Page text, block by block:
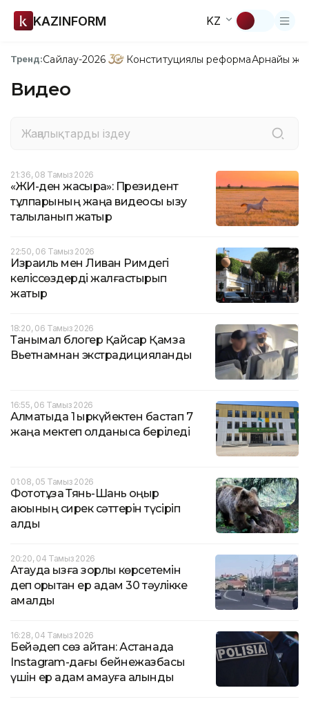
KAZINFORM KZ
Тренд:Сайлау-2026 Конституциялық реформаАрнайы
Видео
21:36, 08 Тамыз 2026
«ЖИ-ден жақсырақ»: Президент
тұлпарының жаңа видеосы қызу
талқыланып жатыр
22:50, 06 Тамыз 2026
Израиль мен Ливан Римдегі
келіссөздерді жалғастырып
жатыр
18:20, 06 Тамыз 2026
Танымал блогер Қайсар Қамза
Вьетнамнан экстрадицияланды
16:55, 06 Тамыз 2026
Алматыда 1 қыркүйектен бастап 7
жаңа мектеп қолданысқа беріледі
01:08, 05 Тамыз 2026
Фототұзақ Тянь-Шань қоңыр
аюының сирек сәттерін түсіріп
алды
20:20, 04 Тамыз 2026
Ақтауда қызға зорлық көрсетемін
деп қорқытқан ер адам 30 тәулікке
қамалды
16:28, 04 Тамыз 2026
Бейәдеп сөз айтқан: Астанада
Instagram-дағы бейнежазбасы
үшін ер адам қамауға алынды